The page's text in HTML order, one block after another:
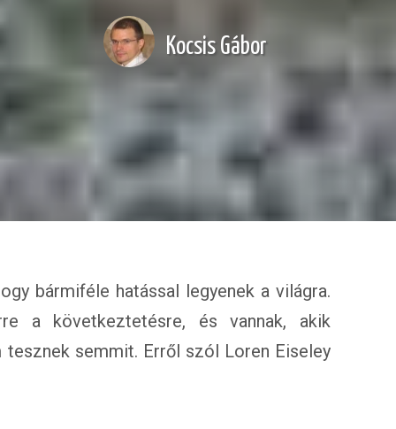
Kocsis Gábor
bármiféle hatással legyenek a világra.
a következtetésre, és vannak, akik
semmit. Erről szól Loren Eiseley